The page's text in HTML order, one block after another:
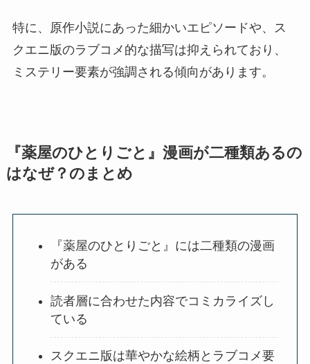
特に、原作小説にあった細かいエピソードや、ス
クエニ版のラブコメ的な描写は抑えられており、
ミステリー要素が強調される傾向があります。
『薬屋のひとりごと』漫画が二種類あるの
はなぜ？のまとめ
『薬屋のひとりごと』には二種類の漫画
がある
読者層に合わせた内容でコミカライズし
ている
スクエニ版は華やかな絵柄とラブコメ要